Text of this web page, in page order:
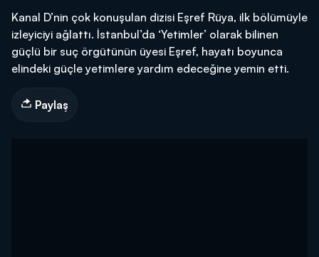
Kanal D’nin çok konuşulan dizisi Eşref Rüya, ilk bölümüyle
izleyiciyi ağlattı. İstanbul’da ‘Yetimler’ olarak bilinen
güçlü bir suç örgütünün üyesi Eşref, hayatı boyunca
elindeki güçle yetimlere yardım edeceğine yemin etti.
Paylaş